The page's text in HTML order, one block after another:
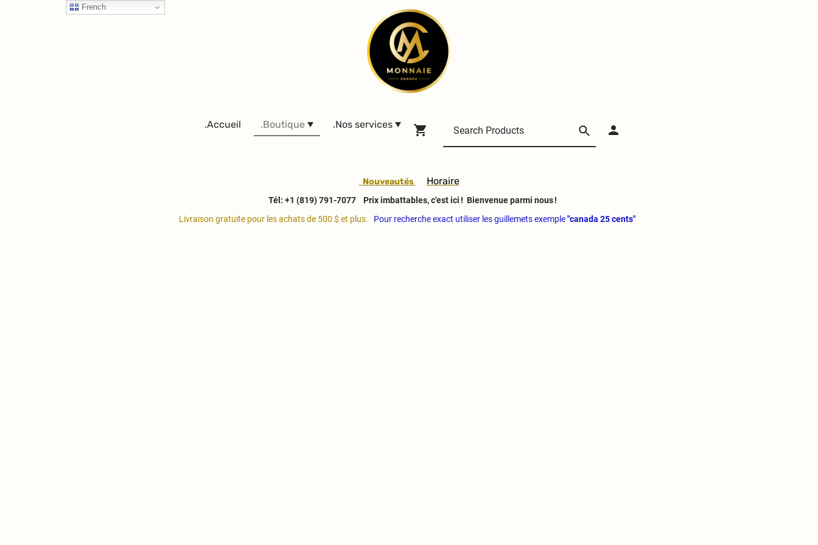
.Accueil .Boutique .Nos services
Nouveautés Horaire
Tél: +1 (819) 791-7077
Prix imbattables, c'est ici ! Bienvenue parmi nous !
Livraison gratuite pour les achats de 500 $ et plus.
Pour recherche exact utiliser les guillemets exemple"canada 25 cents"
French